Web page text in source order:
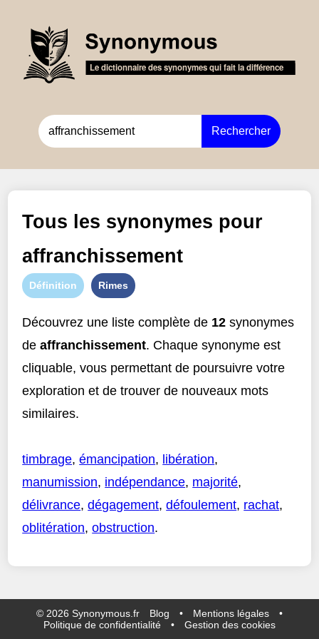
Rechercher
Tous les synonymes pour
affranchissement
Définition Rimes
Découvrez une liste complète de 12 synonymes
deaffranchissement. Chaque synonyme est
cliquable, vous permettant de poursuivre votre
exploration et de trouver de nouveaux mots
similaires.
timbrage,émancipation, libération,
manumission, indépendance, majorité,
délivrance,dégagement,défoulement, rachat,
oblitération,obstruction.
© 2026 Synonymous.fr Blog • Mentions légales
•
Politique de confidentialité
• Gestion des cookies